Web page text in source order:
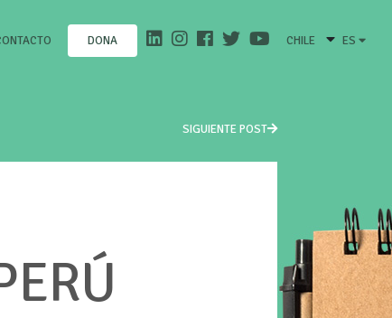
DONA CHILE ES
SIGUIENTE POST